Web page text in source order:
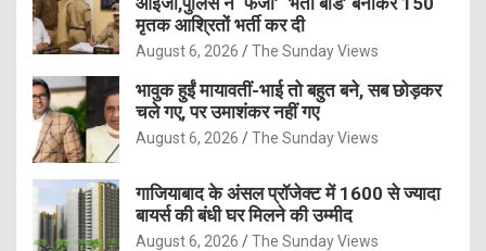
मृतक आश्रितों भर्ती कर दी
August 6, 2026 The Sunday Views
भावुक हुईं मायावतीं-भाई तो बहुत बने, सब छोड़कर
चले गए, पर उमाशंकर नहीं गए
August 6, 2026 The Sunday Views
गाजियाबाद के अंसल प्रॉजेक्ट में 1600 से ज्यादा
बायर्स की बंधी घर मिलने की उम्मीद
August 6, 2026 The Sunday Views